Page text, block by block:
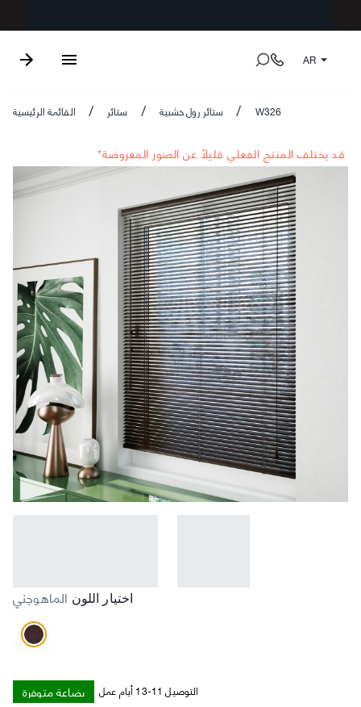
AR
القائمة الرئيسية / ستائر / ستائر رول خشبية / W326
*قد يختلف المنتج الفعلي قليلاً عن الصور المعروضة
اختيار اللون الماهوجني
بضاعة متوفرة التوصيل 11-13 أيام عمل